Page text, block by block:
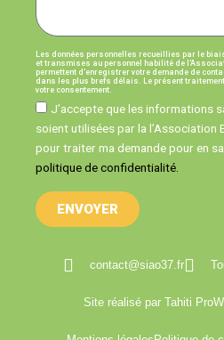
Les données personnelles recueillies par le
et transmises au personnel habilité de
permettent d’enregistrer votre demande de
dans les plus brefs délais. Le présent
votre consentement.
J’accepte que les informations
soient utilisées par la l’Association
pour traiter ma demande pour en
politique de confidentialité.
ENVOYER
contact@siao37.fr
Site réalisé par Tahiti